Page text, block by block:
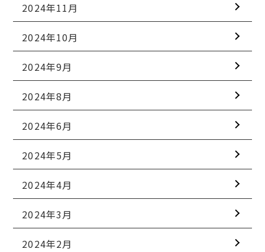
2024年11月
2024年10月
2024年9月
2024年8月
2024年6月
2024年5月
2024年4月
2024年3月
2024年2月